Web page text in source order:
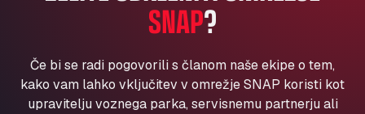
Andamur San Roman II
Anglia Motel
Washway Road, PE12 8LT
Anpol Sp. z o.o.
SNAP?
Če bi se radi pogovorili s članom naše ekipe o tem,
kako vam lahko vključitev v omrežje SNAP koristi kot
upravitelju voznega parka, servisnemu partnerju ali